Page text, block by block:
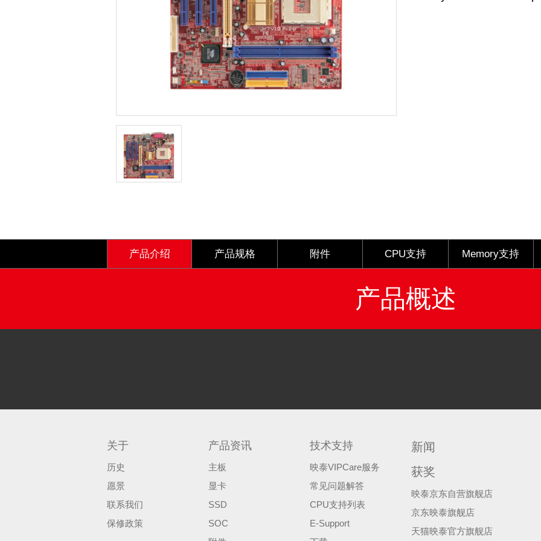
产品介绍 产品规格 附件 CPU支持 Memory支持
产品概述
关于
历史
愿景
联系我们
保修政策
产品资讯
主板
显卡
SSD
SOC
技术支持
映泰VIPCare服务
常见问题解答
CPU支持列表
E-Support
新闻
获奖
映泰京东自营旗舰店
京东映泰旗舰店
天猫映泰官方旗舰店